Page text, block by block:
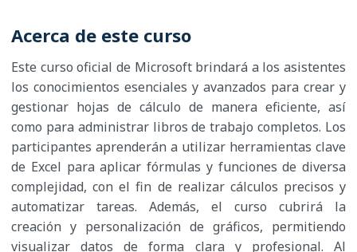
Acerca de este curso
Este curso oficial de Microsoft brindará a los asistentes
los conocimientos esenciales y avanzados para crear y
gestionar hojas de cálculo de manera eficiente, así
como para administrar libros de trabajo completos. Los
participantes aprenderán a utilizar herramientas clave
de Excel para aplicar fórmulas y funciones de diversa
complejidad, con el fin de realizar cálculos precisos y
automatizar tareas. Además, el curso cubrirá la
creación y personalización de gráficos, permitiendo
visualizar datos de forma clara y profesional. Al